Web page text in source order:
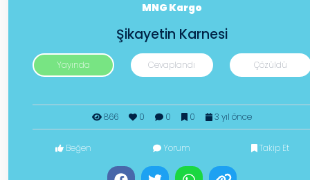
MNG Kargo
Şikayetin Karnesi
Yayında Cevaplandı Çözüldü
866 0 0 0 3 yıl önce
Beğen Yorum Takip Et